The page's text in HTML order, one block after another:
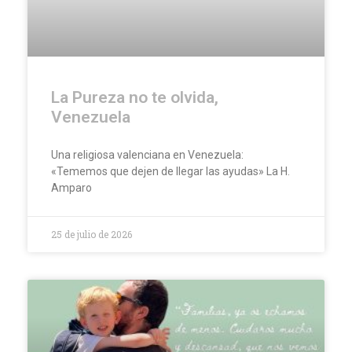
La Pureza no te olvida,
Venezuela
Una religiosa valenciana en Venezuela:
«Tememos que dejen de llegar las ayudas» La H.
Amparo
25 de julio de 2026